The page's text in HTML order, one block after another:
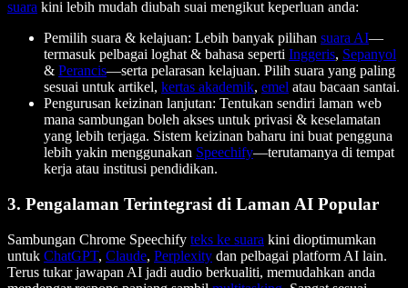
suara kini lebih mudah diubah suai mengikut keperluan anda:
Pemilih suara & kelajuan: Lebih banyak pilihan suara AI—
termasuk pelbagai loghat & bahasa seperti Inggeris, Sepanyol
& Perancis—serta pelarasan kelajuan. Pilih suara yang paling
sesuai untuk artikel, kertas akademik, emel atau bacaan santai.
Pengurusan keizinan lanjutan: Tentukan sendiri laman web
mana sambungan boleh akses untuk privasi & keselamatan
yang lebih terjaga. Sistem keizinan baharu ini buat pengguna
lebih yakin menggunakan Speechify—terutamanya di tempat
kerja atau institusi pendidikan.
3. Pengalaman Terintegrasi di Laman AI Popular
Sambungan Chrome Speechify teks ke suara kini dioptimumkan
untuk ChatGPT, Claude, Perplexity dan pelbagai platform AI lain.
Terus tukar jawapan AI jadi audio berkualiti, memudahkan anda